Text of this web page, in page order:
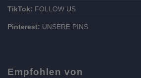
TikTok: FOLLOW US
Pinterest: UNSERE PINS
Empfohlen von